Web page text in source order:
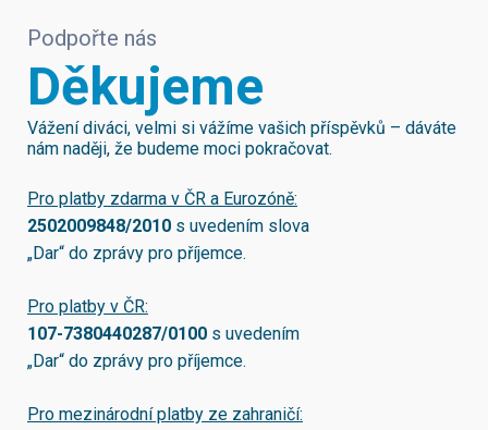
Podpořte nás
Děkujeme
Vážení diváci, velmi si vážíme vašich příspěvků – dáváte
nám naději, že budeme moci pokračovat.
Pro platby zdarma v ČR a Eurozóně:
2502009848/2010 s uvedením slova
„Dar“ do zprávy pro příjemce.
Pro platby v ČR:
107-7380440287/0100 s uvedením
„Dar“ do zprávy pro příjemce.
Pro mezinárodní platby ze zahraničí: